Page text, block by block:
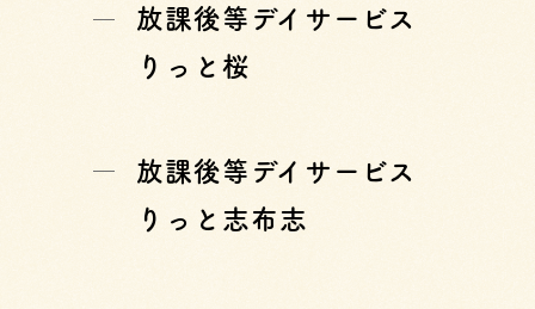
放課後等デイサービス
りっと桜
放課後等デイサービス
りっと志布志